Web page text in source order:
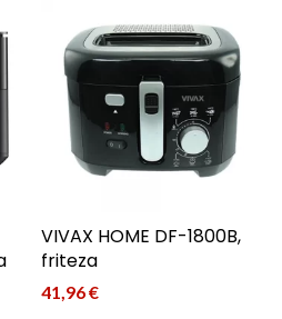
VIVAX HOME DF-1800B,
friteza
41,96€